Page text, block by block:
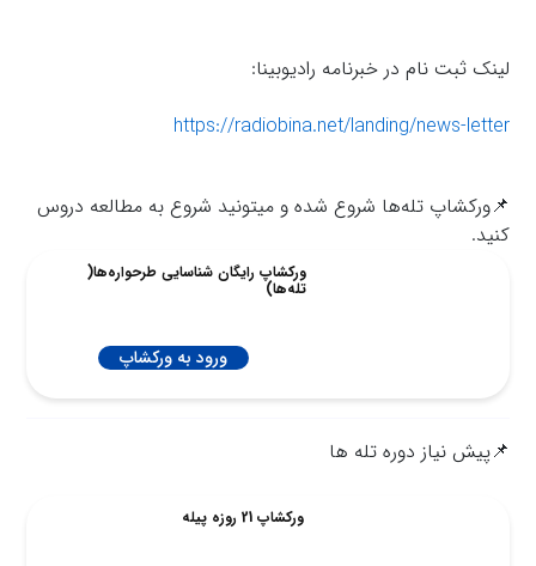
لینک ثبت نام در خبرنامه رادیوبینا:
https://radiobina.net/landing/news-letter
📌ورکشاپ تله‌ها شروع شده و میتونید شروع به مطالعه دروس
کنید.
ورکشاپ رایگان شناسایی طرحواره‌ها(
تله‌ها)
ورود به ورکشاپ
📌پیش نیاز دوره تله ها
ورکشاپ 21 روزه پیله